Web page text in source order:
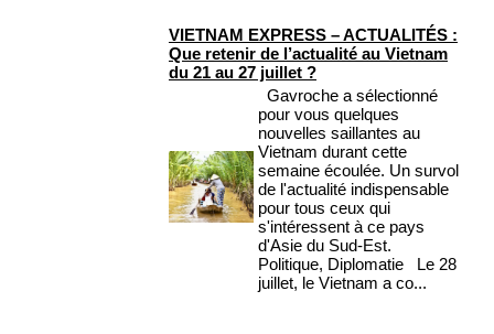
VIETNAM EXPRESS – ACTUALITÉS :
Que retenir de l’actualité au Vietnam
du 21 au 27 juillet ?
Gavroche a sélectionné
pour vous quelques
nouvelles saillantes au
Vietnam durant cette
semaine écoulée. Un survol
de l'actualité indispensable
pour tous ceux qui
s'intéressent à ce pays
d'Asie du Sud-Est.
Politique, Diplomatie Le 28
juillet, le Vietnam a co...